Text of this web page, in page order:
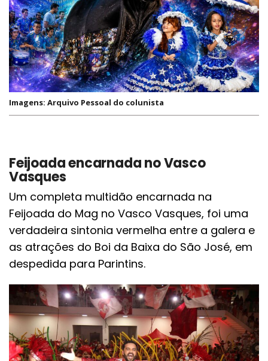
Imagens: Arquivo Pessoal do colunista
Feijoada encarnada no Vasco
Vasques
Um completa multidão encarnada na
Feijoada do Mag no Vasco Vasques, foi uma
verdadeira sintonia vermelha entre a galera e
as atrações do Boi da Baixa do São José, em
despedida para Parintins.